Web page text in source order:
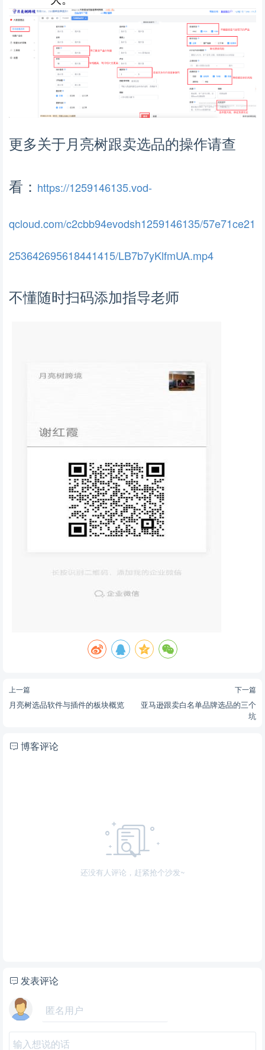
更多关于月亮树跟卖选品的操作请查
看： https://1259146135.vod-
qcloud.com/c2cbb94evodsh1259146135/57e71ce21
253642695618441415/LB7b7yKlfmUA.mp4
不懂随时扫码添加指导老师
上一篇
月亮树选品软件与插件的板块概览
下一篇
亚马逊跟卖白名单品牌选品的三个
坑
博客评论
还没有人评论，赶紧抢个沙发~
发表评论